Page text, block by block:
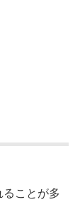
ことが多